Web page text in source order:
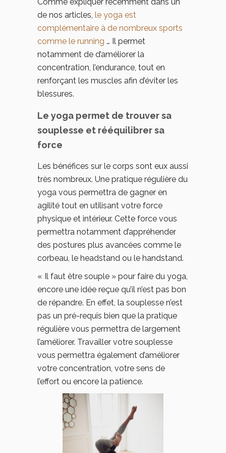
de nos articles, le yoga est
complémentaire à de nombreux sports
comme le running … Il permet
notamment de d’améliorer la
concentration, l’endurance, tout en
renforçant les muscles afin d’éviter les
blessures.
Le yoga permet de trouver sa
souplesse et rééquilibrer sa
force
Les bénéfices sur le corps sont eux aussi
très nombreux. Une pratique régulière du
yoga vous permettra de gagner en
agilité tout en utilisant votre force
physique et intérieur. Cette force vous
permettra notamment d’appréhender
des postures plus avancées comme le
corbeau, le headstand ou le handstand.
« Il faut être souple » pour faire du yoga,
encore une idée reçue qu’il n’est pas bon
de répandre. En effet, la souplesse n’est
pas un pré-requis bien que la pratique
régulière vous permettra de largement
l’améliorer. Travailler votre souplesse
vous permettra également d’améliorer
votre concentration, votre sens de
l’effort ou encore la patience.